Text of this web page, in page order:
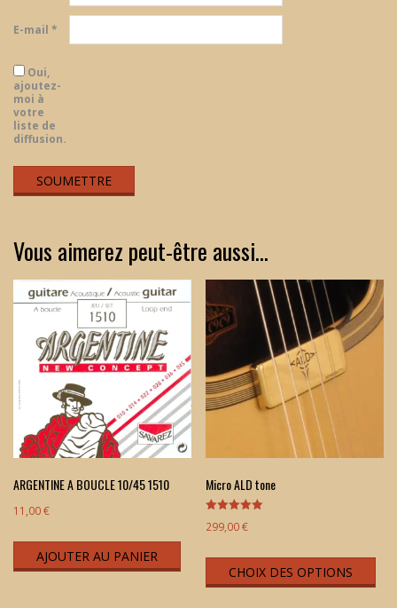
E-mail *
Oui,
ajoutez-
moi à
votre
liste de
diffusion.
Vous aimerez peut-être aussi…
ARGENTINE A BOUCLE 10/45 1510
11,00€
AJOUTER AU PANIER
Micro ALD tone
5.00
299,00€
CHOIX DES OPTIONS
Ce